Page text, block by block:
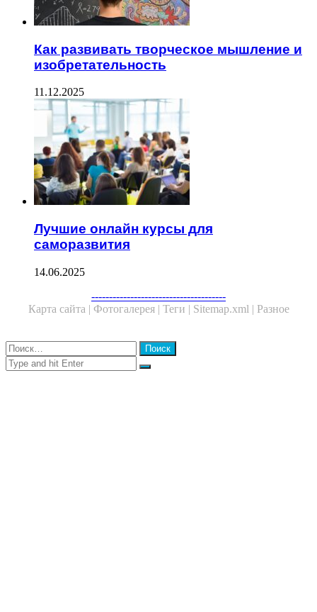
Как развивать творческое мышление и
изобретательность
11.12.2025
Лучшие онлайн курсы для
саморазвития
14.06.2025
--------------------------------------
Карта сайта | Фотогалерея | Теги | Sitemap.xml | Разное
Close
Найти:
Close
Search